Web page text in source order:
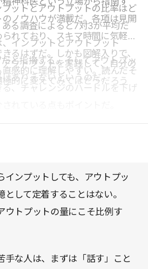
ットとアウトプットの比率はど
る調査によると7対3が平均だ
インプットとアウトプット
と指摘する。そしてアウトプッ
ありえないというのだ。
ノウハウが満載だ。各項は見開
れており、スキマ時間に気軽に
るはずだ。しかも図解入りで、
感的に理解しやすい。読んだそ
、チャレンジのハードルを下げ
ウトプットを実践して、自分の
的に変えてみてはどうだろう
インプットしても、アウトプッ
として定着することはない。
ウトプットの量にこそ比例す
手な人は、まずは「話す」こと